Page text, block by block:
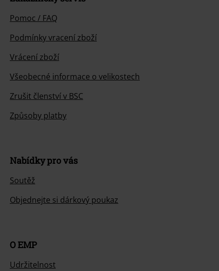
Pomoc / FAQ
Podmínky vracení zboží
Vrácení zboží
Všeobecné informace o velikostech
Zrušit členství v BSC
Způsoby platby
Nabídky pro vás
Soutěž
Objednejte si dárkový poukaz
O EMP
Udržitelnost